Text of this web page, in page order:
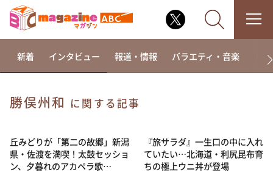
相席食堂
これ余談なんですけど・・・
新着 インタビュー 報道・情報 バラエティ・音楽 ド
勝俣州和 に関する記事
丘みどりが「第二の故郷」新潟
県・佐渡を満喫！太鼓セッショ
ン、夕暮れのアカペラ歌…
『旅サラダ』一生口の中に入れ
ていたい…北海道・利尻昆布育
ちの極上ウニ丼が登場